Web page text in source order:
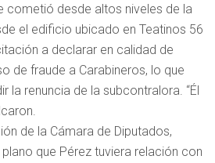
cometió desde altos niveles de la
el edificio ubicado en Teatinos 56
a declarar en calidad de
de fraude a Carabineros, lo que
la renuncia de la subcontralora. “Él
de la Cámara de Diputados,
que Pérez tuviera relación con